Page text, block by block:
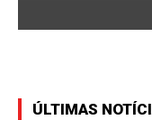
ÚLTIMAS